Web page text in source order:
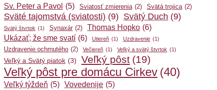
Sv. Peter a Pavol (5) Sviatosť zmierenia (2) Svätá trojica (2)
Sväté tajomstvá (sviatosti) (9) Svätý Duch (9)
Svätý štvrtok (1) Synaxár (2) Thomas Hopko (6)
Ukázať; že sme svatí (6) Utiereň (1) Uzdravenie (1)
Uzdravenie ochrnutého (2) Večiereň (1) Veľký a svätý štvrtok (1)
Veľký a Svätý piatok (3) Veľký pôst (19)
Veľký pôst pre domácu Cirkev (40)
Veľký týždeň (5) Vovedenije (5)